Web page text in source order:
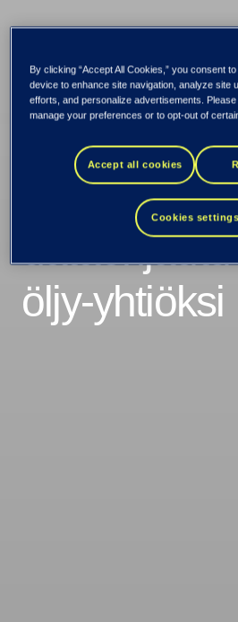
Tietoevry
BP:n
öljy-yhtiöksi
By clicking “Accept All Cookies,” you consent
device to enhance site navigation, analyze site
efforts, and personalize advertisements.
manage your preferences or to opt-out of
Accept all cookies
Cookies settings